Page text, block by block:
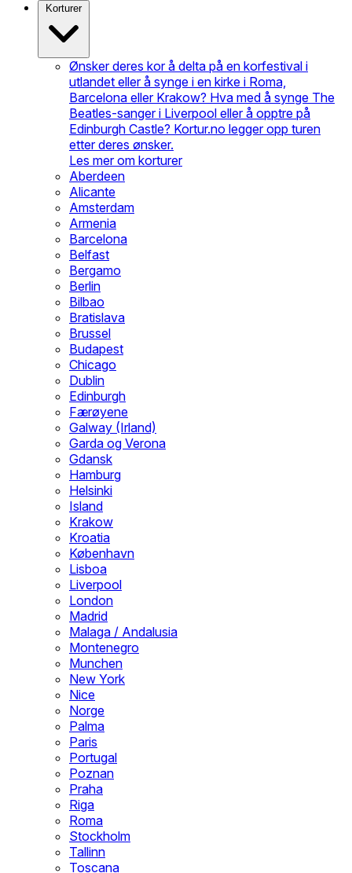
Korturer
Ønsker deres kor å delta på en korfestival i
utlandet eller å synge i en kirke i Roma,
Barcelona eller Krakow? Hva med å synge The
Beatles-sanger i Liverpool eller å opptre på
Edinburgh Castle? Kortur.no legger opp turen
etter deres ønsker.
Les mer om korturer
Aberdeen
Alicante
Amsterdam
Armenia
Barcelona
Belfast
Bergamo
Berlin
Bilbao
Bratislava
Brussel
Budapest
Chicago
Dublin
Edinburgh
Færøyene
Galway (Irland)
Garda og Verona
Gdansk
Hamburg
Helsinki
Island
Krakow
Kroatia
København
Lisboa
Liverpool
London
Madrid
Malaga / Andalusia
Montenegro
Munchen
New York
Nice
Norge
Palma
Paris
Portugal
Poznan
Praha
Riga
Roma
Stockholm
Tallinn
Toscana